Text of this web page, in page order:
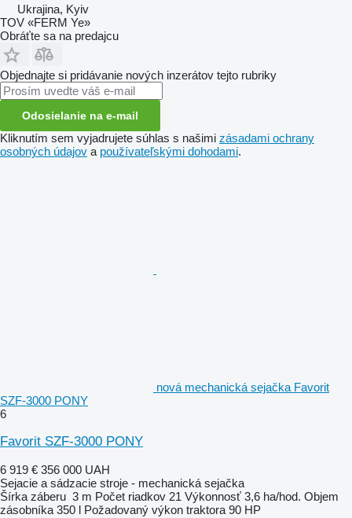
Ukrajina, Kyiv
TOV «FERM Ye»
Obráťte sa na predajcu
Objednajte si pridávanie nových inzerátov tejto rubriky
Odosielanie na e-mail
Kliknutím sem vyjadrujete súhlas s našimi zásadami ochrany
osobných údajov a používateľskými dohodami.
nová mechanická sejačka Favorit
SZF-3000 PONY
6
Favorit SZF-3000 PONY
6 919 € 356 000 UAH
Sejacie a sádzacie stroje - mechanická sejačka
Šírka záberu 3 m Počet riadkov 21 Výkonnosť 3,6 ha/hod. Objem
zásobníka 350 l Požadovaný výkon traktora 90 HP